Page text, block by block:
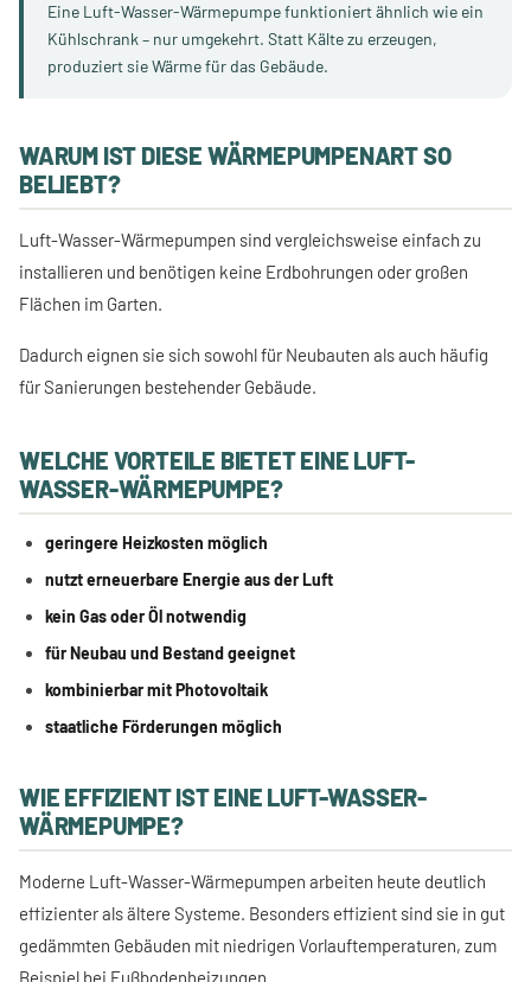
Eine Luft-Wasser-Wärmepumpe funktioniert ähnlich wie ein
Kühlschrank – nur umgekehrt. Statt Kälte zu erzeugen,
produziert sie Wärme für das Gebäude.
WARUM IST DIESE WÄRMEPUMPENART SO
BELIEBT?
Luft-Wasser-Wärmepumpen sind vergleichsweise einfach zu
installieren und benötigen keine Erdbohrungen oder großen
Flächen im Garten.
Dadurch eignen sie sich sowohl für Neubauten als auch häufig
für Sanierungen bestehender Gebäude.
WELCHE VORTEILE BIETET EINE LUFT-
WASSER-WÄRMEPUMPE?
geringere Heizkosten möglich
nutzt erneuerbare Energie aus der Luft
kein Gas oder Öl notwendig
für Neubau und Bestand geeignet
kombinierbar mit Photovoltaik
staatliche Förderungen möglich
WIE EFFIZIENT IST EINE LUFT-WASSER-
WÄRMEPUMPE?
Moderne Luft-Wasser-Wärmepumpen arbeiten heute deutlich
effizienter als ältere Systeme. Besonders effizient sind sie in gut
gedämmten Gebäuden mit niedrigen Vorlauftemperaturen, zum
Beispiel bei Fußbodenheizungen.